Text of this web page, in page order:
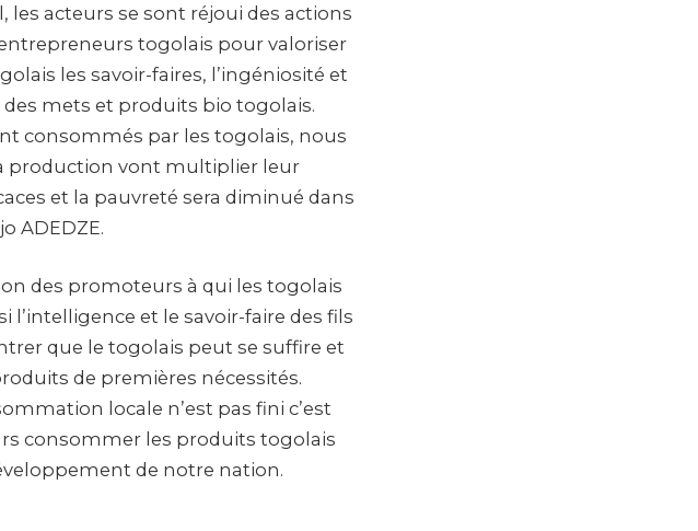
acteurs se sont réjoui des actions
togolais pour valoriser
les savoir-faires, l’ingéniosité et
mets et produits bio togolais.
consommés par les togolais, nous
production vont multiplier leur
et la pauvreté sera diminué dans
ADEDZE.
des promoteurs à qui les togolais
l’intelligence et le savoir-faire des fils
que le togolais peut se suffire et
de premières nécessités.
locale n’est pas fini c’est
consommer les produits togolais
de notre nation.